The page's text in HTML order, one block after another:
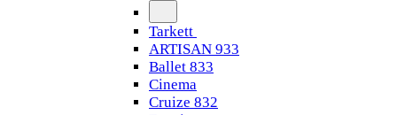
Tarkett
ARTISAN 933
Ballet 833
Cinema
Cruize 832